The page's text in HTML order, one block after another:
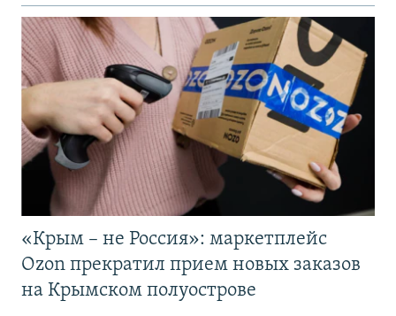
«Крым – не Россия»: маркетплейс
Ozon прекратил прием новых заказов
на Крымском полуострове